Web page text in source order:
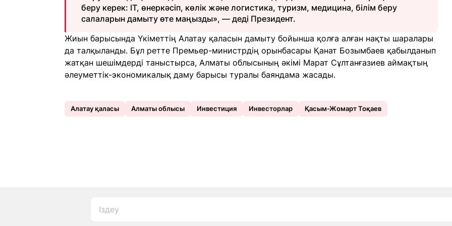
беру керек: IT, өнеркәсіп, көлік және логистика, туризм, медицина, білім беру
салаларын дамыту өте маңызды», — деді Президент.
Жиын барысында Үкіметтің Алатау қаласын дамыту бойынша қолға алған нақты шаралары
да талқыланды. Бұл ретте Премьер-министрдің орынбасары Қанат Бозымбаев қабылданып
жатқан шешімдерді таныстырса, Алматы облысының әкімі Марат Сұлтанғазиев аймақтың
әлеуметтік-экономикалық даму барысы туралы баяндама жасады.
Алатау қаласы Алматы облысы Инвестиция Инвесторлар Қасым-Жомарт Тоқаев